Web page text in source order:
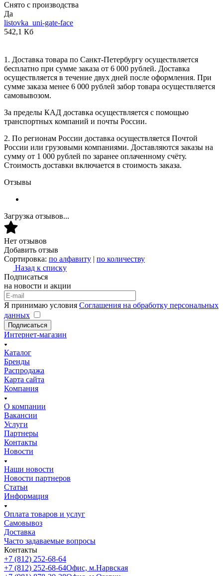
Снято с производства
Да
listovka_uni-gate-face
542,1 Кб
1. Доставка товара по Санкт-Петербургу осуществляется
бесплатно при сумме заказа от 6 000 рублей. Доставка
осуществляется в течение двух дней после оформления. При
сумме заказа менее 6 000 рублей забор товара осуществляется
самовывозом.
За пределы КАД доставка осуществляется с помощью
транспортных компаний и почты России.
2. По регионам России доставка осуществляется Почтой
России или грузовыми компаниями. Доставляются заказы на
сумму от 1 000 рублей по заранее оплаченному счёту.
Стоимость доставки включается в стоимость заказа.
Отзывы
Загрузка отзывов...
Нет отзывов
Добавить отзыв
Сортировка: по алфавиту | по количеству
Назад к списку
Подписаться
на новости и акции
Я принимаю условия Соглашения на обработку персональных
данных
Подписаться
Интернет-магазин
Каталог
Бренды
Распродажа
Карта сайта
Компания
О компании
Вакансии
Услуги
Партнеры
Контакты
Новости
Наши новости
Новости партнеров
Статьи
Информация
Оплата товаров и услуг
Самовывоз
Доставка
Часто задаваемые вопросы
Контакты
+7 (812) 252-68-64
+7 (812) 252-68-64Офис, м.Нарвская